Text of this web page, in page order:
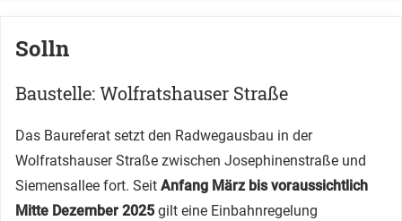
Solln
Baustelle: Wolfratshauser Straße
Das Baureferat setzt den Radwegausbau in der
Wolfratshauser Straße zwischen Josephinenstraße und
Siemensallee fort. Seit Anfang März bis voraussichtlich
Mitte Dezember 2025 gilt eine Einbahnregelung